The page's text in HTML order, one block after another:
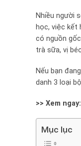
Nhiều người
học, việc kết
có nguồn
trà sữa, vị
Nếu bạn
danh 3 loại
>> Xem ngay:
Mục lục